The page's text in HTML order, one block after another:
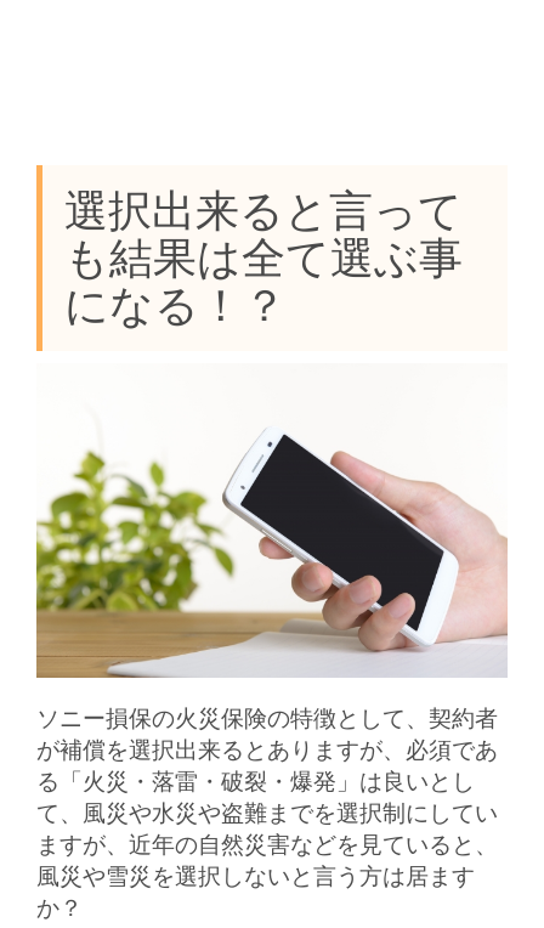
選択出来ると言って
も結果は全て選ぶ事
になる！？
ソニー損保の火災保険の特徴として、契約者
が補償を選択出来るとありますが、必須であ
る「火災・落雷・破裂・爆発」は良いとし
て、風災や水災や盗難までを選択制にしてい
ますが、近年の自然災害などを見ていると、
風災や雪災を選択しないと言う方は居ます
か？